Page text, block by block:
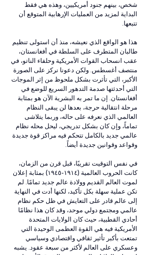
شخص، بينهم جنود أمريكيين، وهذه هي فقط
البداية لمزيد من العمليات الإرهابية المتوقع أن
تتبعها.
هذا هو الواقع الذي نعيشه، منذ أن استولى تنظيم
طالبان المتطرف على السلطة في أفغانستان،
عقب انسحاب القوات الأمريكية وحلفاء الناتو، في
منتصف أغسطس. ولكن دعونا نركز على الصورة
الأكبر، التي تأثرت بشكل ملحوظ من إثر الموجات
التي أحدثتها صدمة التدهور السريع للوضع في
أفغانستان. إن ما تمر به البشرية الآن هو بمثابة
مرحلة انتقالية حرجة، بعدها لن يبقى النظام
العالمي الذي نعرفه على حاله، وربما يتلاشى
تماماً، وإن كان بشكل تدريجي، ليحل محله نظام
عالمي جديد بالكامل تتحكم فيه مراكز قوة جديدة
وقواعد وقوانين جديدة أيضاً.
في نفس التوقيت تقريبًا، قبل قرن من الزمان،
كانت الحروب العالمية (١٩١٤-١٩٤٥) بمثابة إعلان
لموت العالم القديم وولادة عالم جديد تمامًا. لم
تكن عملية سهلة بكل تأكيد، لكنها أدت في النهاية
إلى عالم قادر على التعايش في ظل حكم نظام
عالمي ومجتمع دولي موحد، وقد كان هذا نظامًا
أحادي القطبية، حيث كان الولايات المتحدة
الأمريكية فيه هي القوة العظمى الوحيدة التي
تمتعت بأكبر تأثير ثقافي واقتصادي وسياسي
وعسكري على العالم لأكثر من سبعة عقود. يشبه